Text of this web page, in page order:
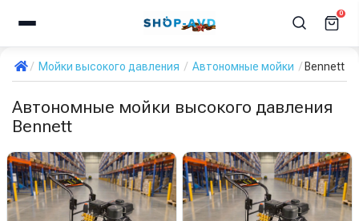
0
Мойки высокого давления Автономные мойки Bennett
Автономные мойки высокого давления
Bennett